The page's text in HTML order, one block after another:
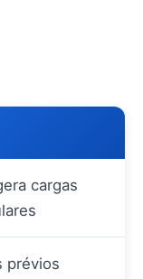
cargas
prévios